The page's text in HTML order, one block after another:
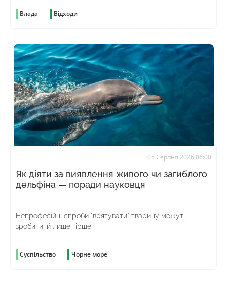
Влада Відходи
05 Серпня 2026 06:00
Як діяти за виявлення живого чи загиблого
дельфіна — поради науковця
Непрофесійні спроби "врятувати" тварину можуть
зробити їй лише гірше
Суспільство Чорне море